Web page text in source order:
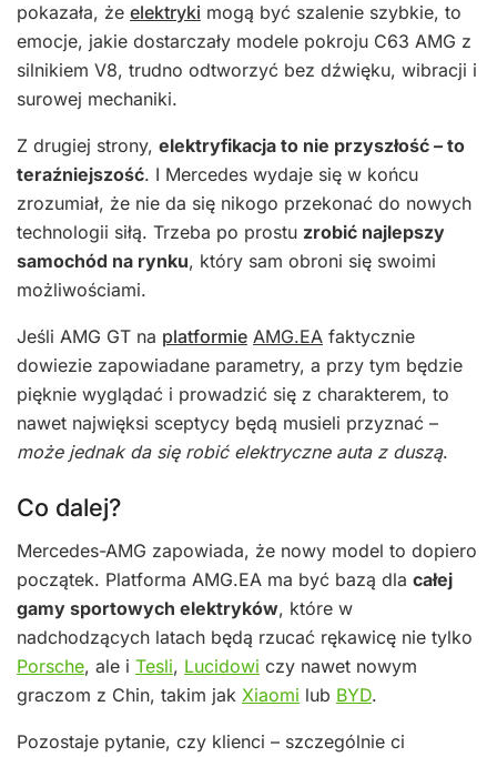
pokazała, że elektryki mogą być szalenie szybkie, to
emocje, jakie dostarczały modele pokroju C63 AMG z
silnikiem V8, trudno odtworzyć bez dźwięku, wibracji i
surowej mechaniki.
Z drugiej strony, elektryfikacja to nie przyszłość – to
teraźniejszość. I Mercedes wydaje się w końcu
zrozumiał, że nie da się nikogo przekonać do nowych
technologii siłą. Trzeba po prostu zrobić najlepszy
samochód na rynku, który sam obroni się swoimi
możliwościami.
Jeśli AMG GT na platformie AMG.EA faktycznie
dowiezie zapowiadane parametry, a przy tym będzie
pięknie wyglądać i prowadzić się z charakterem, to
nawet najwięksi sceptycy będą musieli przyznać –
może jednak da się robić elektryczne auta z duszą.
Co dalej?
Mercedes-AMG zapowiada, że nowy model to dopiero
początek. Platforma AMG.EA ma być bazą dla całej
gamy sportowych elektryków, które w
nadchodzących latach będą rzucać rękawicę nie tylko
Porsche, ale i Tesli, Lucidowi czy nawet nowym
graczom z Chin, takim jak Xiaomi lub BYD.
Pozostaje pytanie, czy klienci – szczególnie ci